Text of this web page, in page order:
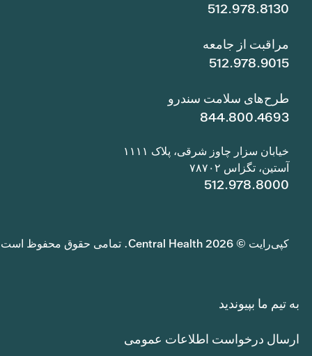
512.978.8130
مراقبت از جامعه
512.978.9015
طرح‌های سلامت سندرو
844.800.4693
خیابان سزار چاوز شرقی، پلاک ۱۱۱۱
آستین، تگزاس ۷۸۷۰۲
512.978.8000
کپی‌رایت © 2026 Central Health. تمامی حقوق محفوظ است.
به تیم ما بپیوندید
ارسال درخواست اطلاعات عمومی